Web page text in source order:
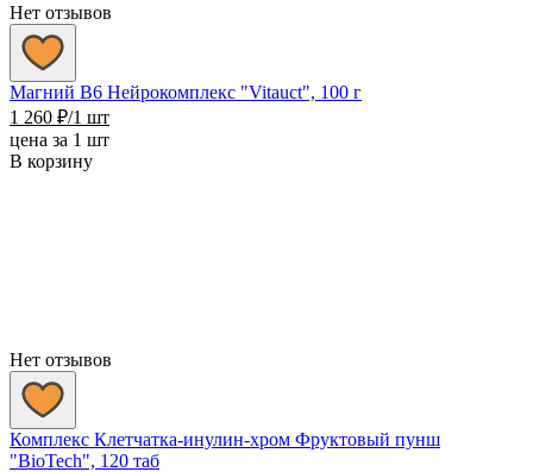
Нет отзывов
Магний В6 Нейрокомплекс "Vitauct", 100 г
1 260 ₽/1 шт
цена за 1 шт
В корзину
Нет отзывов
Комплекс Клетчатка-инулин-хром Фруктовый пунш
"BioTech", 120 таб